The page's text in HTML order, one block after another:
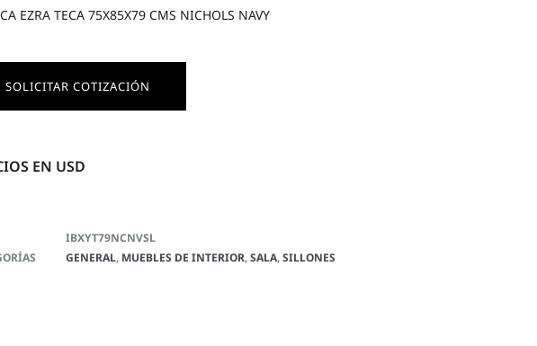
EZRA TECA 75X85X79 CMS NICHOLS NAVY
SOLICITAR COTIZACIÓN
EN USD
IBXYT79NCNVSL
GENERAL, MUEBLES DE INTERIOR,SALA,SILLONES